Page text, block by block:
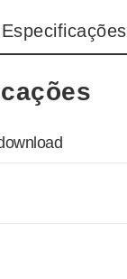
Especificações